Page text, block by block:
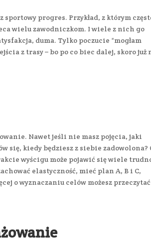
progres. Przykład, z którym
wielu zawodniczkom. I wiele z nich go
duma. Tylko poczucie “mogłam
z trasy – bo po co biec dalej, skoro już
Nawet jeśli nie masz pojęcia, jaki
się, kiedy będziesz z siebie zadowolona?
wyścigu może pojawić się wiele
elastyczność, mieć plan A, B i C,
o wyznaczaniu celów możesz przeczytać